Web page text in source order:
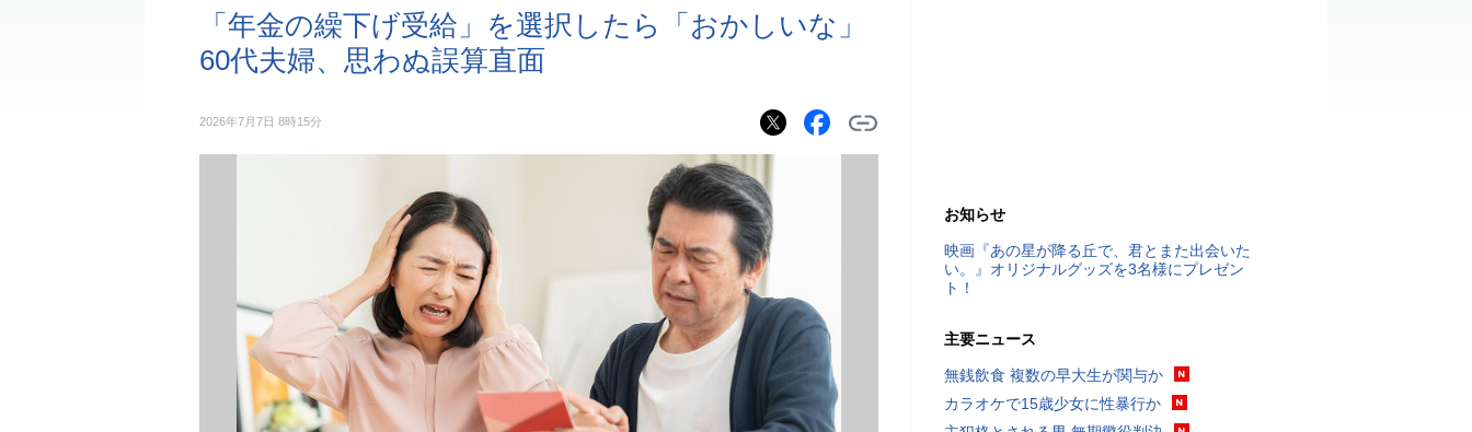
「年金の繰下げ受給」を選択したら「おかしいな」
60代夫婦、思わぬ誤算直面
2026年7月7日 8時15分
お知らせ
映画『あの星が降る丘で、君とまた出会いた
い。』オリジナルグッズを3名様にプレゼン
ト！
主要ニュース
無銭飲食 複数の早大生が関与か
カラオケで15歳少女に性暴行か